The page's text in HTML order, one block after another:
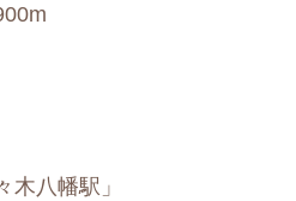
八幡駅」